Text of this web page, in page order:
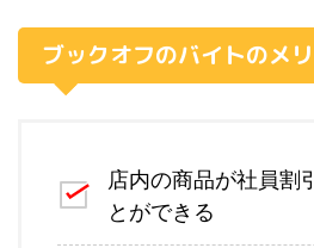
ブックオフのバイトのメ
店内の商品が社員割
とができる